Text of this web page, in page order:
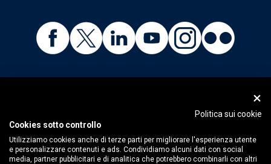
Gli scritti
Il processo di canonizzazione
Santuario e museo
Politica sui cookie
Cookies sotto controllo
Utilizziamo cookies anche di terze parti per migliorare l'esperienza utente
e personalizzare contenuti e ads. Condividiamo alcuni dati con social
media, partner pubblicitari e di analitica che potrebbero combinarli con altri